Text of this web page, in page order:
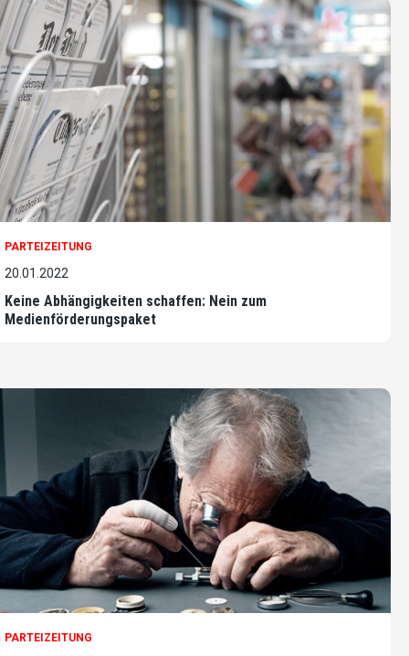
PARTEIZEITUNG
20.01.2022
Keine Abhängigkeiten schaffen: Nein zum
Medienförderungspaket
PARTEIZEITUNG